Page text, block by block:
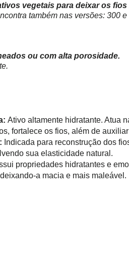
vegetais para deixar os
também nas versões: 300
ou com alta porosidade.
Ativo altamente hidratante. Atua
fortalece os fios, além de
Indicada para reconstrução dos
sua elasticidade natural.
propriedades hidratantes e
a macia e mais maleável.